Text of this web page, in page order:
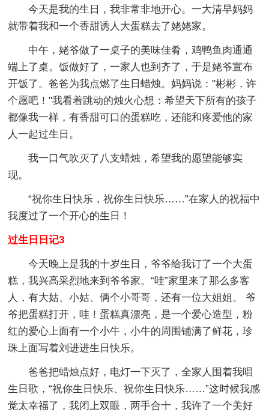
今天是我的生日，我非常非地开心。一大清早妈妈
就带着我和一个香甜诱人大蛋糕去了姥姥家。
中午，姥爷做了一桌子的美味佳肴，鸡鸭鱼肉通通
端上了桌。饭做好了，一家人也到齐了，于是姥爷宣布
开饭了。爸爸为我点燃了生日蜡烛。妈妈说："彬彬，许
个愿吧！"我看着跳动的烛火心想：希望天下所有的孩子
都像我一样，有香甜可口的蛋糕吃，还能和疼爱他的家
人一起过生日。
我一口气吹灭了八支蜡烛，希望我的愿望能够实
现。
“祝你生日快乐，祝你生日快乐……”在家人的祝福中
我度过了一个开心的生日！
过生日日记3
今天晚上是我的十岁生日，爷爷给我订了一个大蛋
糕，我兴高采烈地来到爷爷家。“哇”家里来了那么多客
人，有大姑、小姑、俩个小哥哥，还有一位大姐姐。 爷
爷把蛋糕打开，哇！蛋糕真漂亮，是一个爱心造型，粉
红的爱心上面有一个小牛，小牛的周围铺满了鲜花，珍
珠上面写着刘进进生日快乐。
爸爸把蜡烛点好，电灯一下灭了，全家人围着我唱
生日歌，“祝你生日快乐、祝你生日快乐……”这时候我感
觉太幸福了，我闭上双眼，两手合十，我许了一个美好